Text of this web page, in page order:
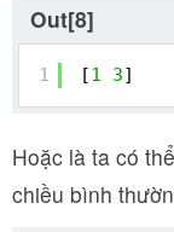
Out[8]
1 [1 3]
Hoặc là ta có
chiều bình